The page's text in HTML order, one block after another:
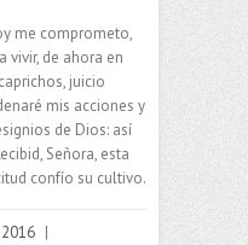
me comprometo,
vivir, de ahora en
juicio
mis acciones y
de Dios: así
Señora, esta
confío su cultivo.
|